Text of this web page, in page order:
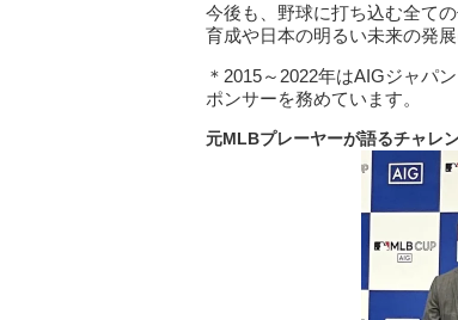
今後も、野球に打ち込む全て
育成や日本の明るい未来の発
＊2015～2022年はAIGジャパ
ポンサーを務めています。
元MLBプレーヤーが語るチャレ